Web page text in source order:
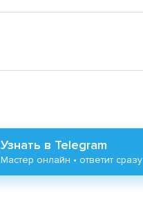
Узнать в Telegram
Мастер онлайн • ответит сразу